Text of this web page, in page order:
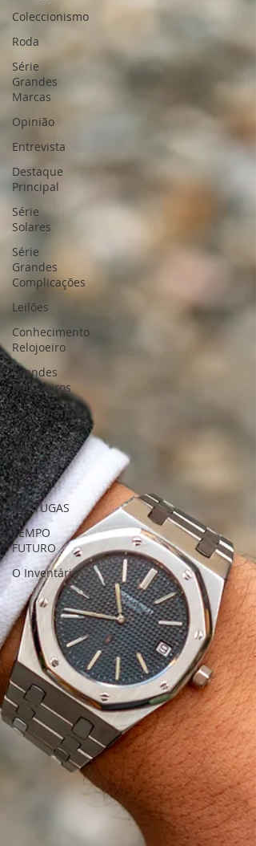
Coleccionismo
Roda
Série
Grandes
Marcas
Opinião
Entrevista
Destaque
Principal
Série
Solares
Série
Grandes
Complicações
Leilões
Conhecimento
Relojoeiro
Grandes
Relojoeiros
Lançamentos
Watches
and
Wonders
2025
LES TUGAS
TEMPO
FUTURO
O Inventário